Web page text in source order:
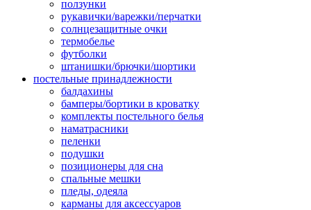
ползунки
рукавички/варежки/перчатки
солнцезащитные очки
термобелье
футболки
штанишки/брючки/шортики
постельные принадлежности
балдахины
бамперы/бортики в кроватку
комплекты постельного белья
наматрасники
пеленки
подушки
позиционеры для сна
спальные мешки
пледы, одеяла
карманы для аксеcсуаров